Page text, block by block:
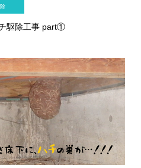
駆除工事 part①